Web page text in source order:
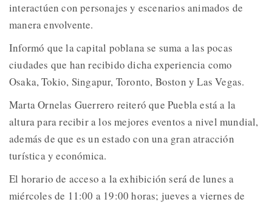
interactúen con personajes y escenarios animados de
manera envolvente.
Informó que la capital poblana se suma a las pocas
ciudades que han recibido dicha experiencia como
Osaka, Tokio, Singapur, Toronto, Boston y Las Vegas.
Marta Ornelas Guerrero reiteró que Puebla está a la
altura para recibir a los mejores eventos a nivel mundial,
además de que es un estado con una gran atracción
turística y económica.
El horario de acceso a la exhibición será de lunes a
miércoles de 11:00 a 19:00 horas; jueves a viernes de